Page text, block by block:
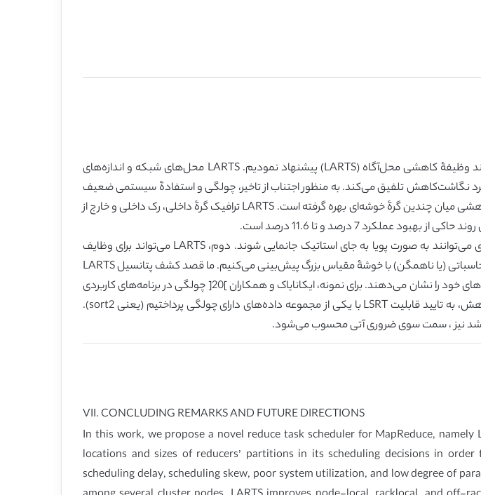
در این پژوهش، ما زمانبند وظیفۀ کاهشی جدیدی را برای نگاشت‌کاهش موسوم به زمانبند وظیفۀ کاهشی محل‌آگاه (LARTS) پیشنهاد نمودیم. LARTS محل‌های شبکه و اندازه‌های
نگاشت‌کاهش تلفیق می‌کند. به منظور اجتناب از تاخیر، چولگی و استفادۀ سیستمی ضعیف
از زمانبندی و میزان همسویی اندک، LARTS از راهبرد ملایم‌سازی و تفکیک برخی وظایف کاهشی میان چندین گرۀ خوشه‌ای بهره گرفته است. LARTS ترافیک گرۀ داخلی، رک داخلی و خارج از
پس از نشان دادن جنبه‌های LARTS، به چهار راهبرد اصلی آتی پرداختیم. ابتدا، نقاط مرکزی می‌توانند به صورت پویا به جای استاتیک جانمایی شوند. دوم، LARTS می‌تواند برای وظایف
گمانی علاوه بر وظایف منظم به کار رود. سوم، ما اساساً LARTS را مسئول تسهیم محیط محاسباتی (یا ناهمگن) با خوشۀ مقیاس بزرگ پیش‌بینی می‌کنیم. ما قصد کشف پتانسیل LARTS
در چنین محیطی را داریم. در نهایت، برنامه‌های علمی به طور معمول چولگی مجموعه داده‌های خود را نشان می‌دهند. برای نمونه، ایکانایاک و همکاران ]20[ چولگی در برنامه‌های کاربردی
انفورماتیک زیستی و تحلیل تاثیر آن بر ساز و کارهای زمانبندی را نشان می‌دهد. در این پژوهش، به تایید قابلیت LSRT با یکی از مجموعه داده‌های دارای چولگی پرداختیم (یعنی sort2).
VII. CONCLUDING REMARKS AND FUTURE DIRECTIONS
In this work, we propose a novel reduce task scheduler for MapReduce,
locations and sizes of reducers’ partitions in its scheduling decisions in
scheduling delay, scheduling skew, poor system utilization, and low degree of